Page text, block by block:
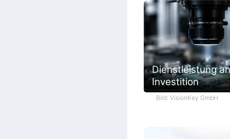
Dienstleistung
Investition
Bild: VisionKey GmbH